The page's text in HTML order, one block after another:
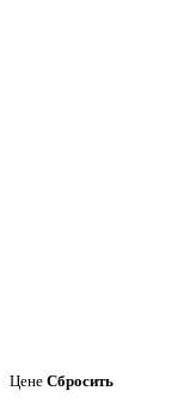
Цене Сбросить